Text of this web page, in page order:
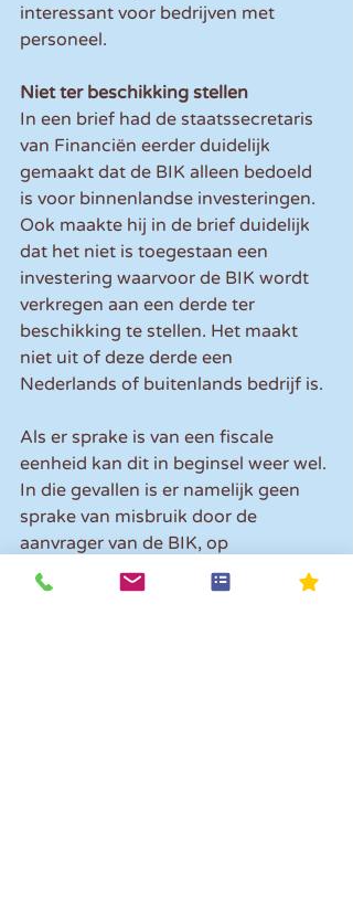
interessant voor bedrijven met
personeel.
Niet ter beschikking stellen
In een brief had de staatssecretaris
van Financiën eerder duidelijk
gemaakt dat de BIK alleen bedoeld
is voor binnenlandse investeringen.
Ook maakte hij in de brief duidelijk
dat het niet is toegestaan een
investering waarvoor de BIK wordt
verkregen aan een derde ter
beschikking te stellen. Het maakt
niet uit of deze derde een
Nederlands of buitenlands bedrijf is.
Als er sprake is van een fiscale
eenheid kan dit in beginsel weer wel.
In die gevallen is er namelijk geen
sprake van misbruik door de
aanvrager van de BIK, op
voorwaarde dat er sprake is van een
binnenlandse situatie